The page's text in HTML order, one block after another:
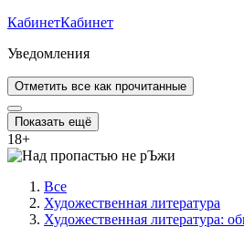
КабинетКабинет
Уведомления
Отметить все как прочитанные
Показать ещё
18+
Все
Художественная литература
Художественная литература: